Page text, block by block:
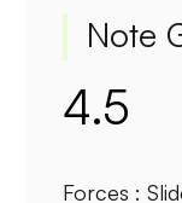
Note
4.5
Forces :